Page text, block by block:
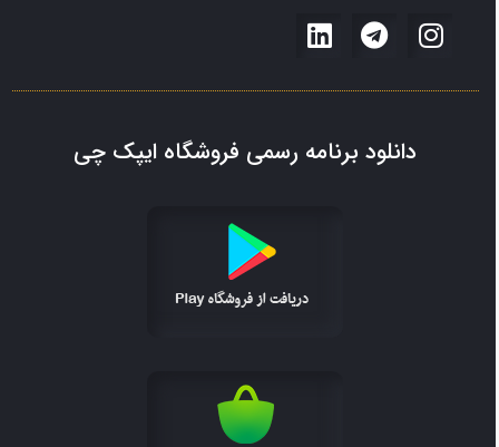
دانلود برنامه رسمی فروشگاه ایپک چی